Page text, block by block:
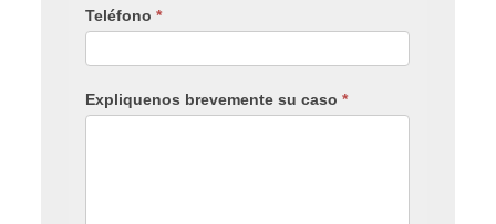
Teléfono*
Expliquenos brevemente su caso*